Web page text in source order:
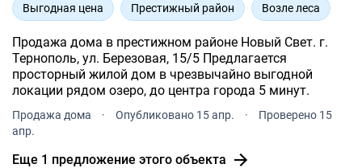
Выгодная цена Престижный район Возле леса
Продажа дома в престижном районе Новый Свет. г.
Тернополь, ул. Березовая, 15/5 Предлагается
просторный жилой дом в чрезвычайно выгодной
локации рядом озеро, до центра города 5 минут.
Продажа дома · Опубликовано 15 апр. ·
Проверено 15
апр.
Еще 1 предложение этого объекта